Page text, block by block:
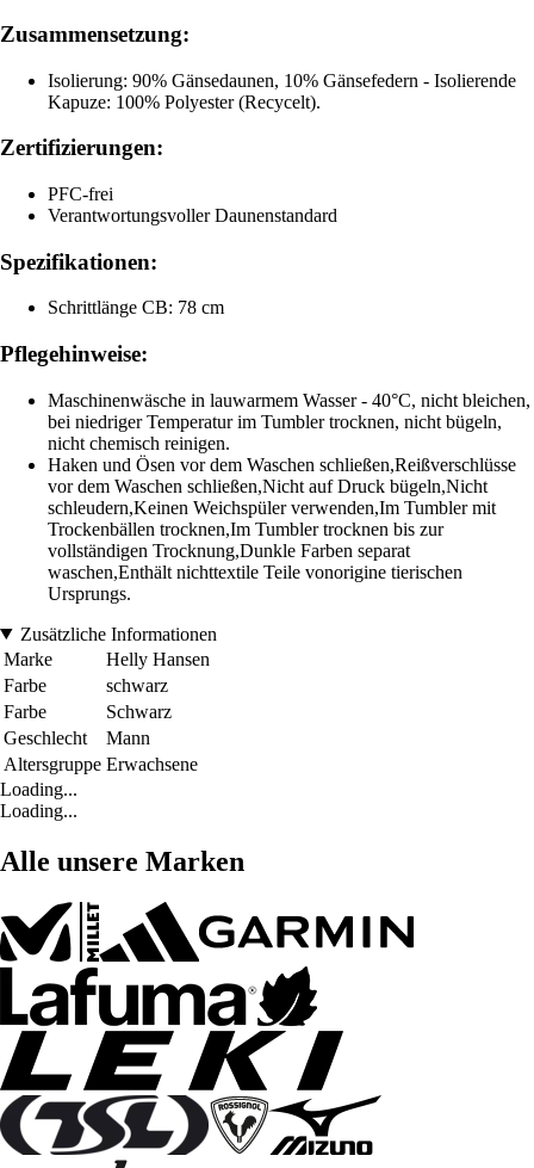
Zusammensetzung:
Isolierung: 90% Gänsedaunen, 10% Gänsefedern - Isolierende
Kapuze: 100% Polyester (Recycelt).
Zertifizierungen:
PFC-frei
Verantwortungsvoller Daunenstandard
Spezifikationen:
Schrittlänge CB: 78 cm
Pflegehinweise:
Maschinenwäsche in lauwarmem Wasser - 40°C, nicht bleichen,
bei niedriger Temperatur im Tumbler trocknen, nicht bügeln,
nicht chemisch reinigen.
Haken und Ösen vor dem Waschen schließen,Reißverschlüsse
vor dem Waschen schließen,Nicht auf Druck bügeln,Nicht
schleudern,Keinen Weichspüler verwenden,Im Tumbler mit
Trockenbällen trocknen,Im Tumbler trocknen bis zur
vollständigen Trocknung,Dunkle Farben separat
waschen,Enthält nichttextile Teile vonorigine tierischen
Ursprungs.
Zusätzliche Informationen
Marke
Helly Hansen
Farbe
schwarz
Farbe
Schwarz
Geschlecht
Mann
Altersgruppe Erwachsene
Loading...
Loading...
Alle unsere Marken